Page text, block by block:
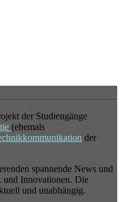
der Studiengänge
(ehemals
der
spannende News und
und Innovationen. Die
und unabhängig.